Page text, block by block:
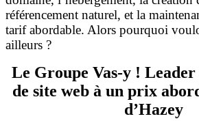
référencement naturel, et la
tarif abordable. Alors pourquoi
ailleurs ?
Le Groupe Vas-y !
de site web à un prix
d’Hazey